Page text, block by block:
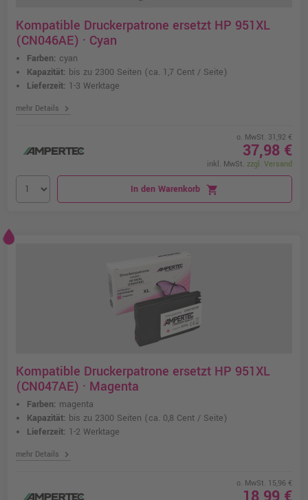
Kompatible Druckerpatrone ersetzt HP 951XL
(CN046AE) · Cyan
Farben: cyan
Kapazität: bis zu 2300 Seiten (ca. 1,7 Cent / Seite)
Lieferzeit: 1-3 Werktage
mehr Details chevron_right
o. MwSt. 31,92 €
37,98 €
inkl. MwSt. zzgl. Versand
In den Warenkorb shopping_cart
Kompatible Druckerpatrone ersetzt HP 951XL
(CN047AE) · Magenta
Farben: magenta
Kapazität: bis zu 2300 Seiten (ca. 0,8 Cent / Seite)
Lieferzeit: 1-2 Werktage
mehr Details chevron_right
o. MwSt. 15,96 €